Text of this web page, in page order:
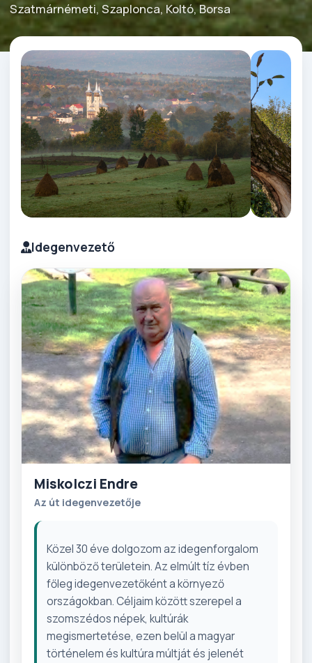
Szatmárnémeti, Szaplonca, Koltó, Borsa
Idegenvezető
Miskolczi Endre
Az út idegenvezetője
Közel 30 éve dolgozom az idegenforgalom
különböző területein. Az elmúlt tíz évben
főleg idegenvezetőként a környező
országokban. Céljaim között szerepel a
szomszédos népek, kultúrák
megismertetése, ezen belül a magyar
történelem és kultúra múltját és jelenét